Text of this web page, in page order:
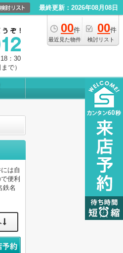
最終更新：2026年08月08日
00件
最近見た物件
00件
検討リスト
：30
で）
は自
便利
鉄名